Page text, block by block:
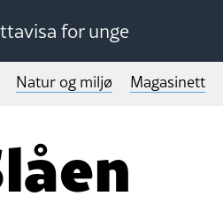
for unge
Natur og miljø Magasinett